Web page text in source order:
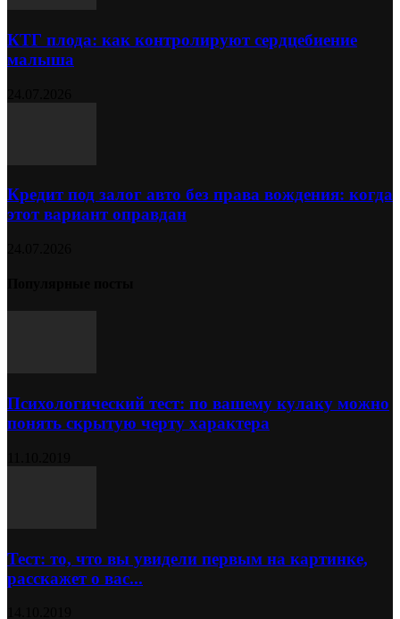
КТГ плода: как контролируют сердцебиение
малыша
Кредит под залог авто без права вождения: когда
этот вариант оправдан
Психологический тест: по вашему кулаку можно
понять скрытую черту характера
Тест: то, что вы увидели первым на картинке,
расскажет о вас...